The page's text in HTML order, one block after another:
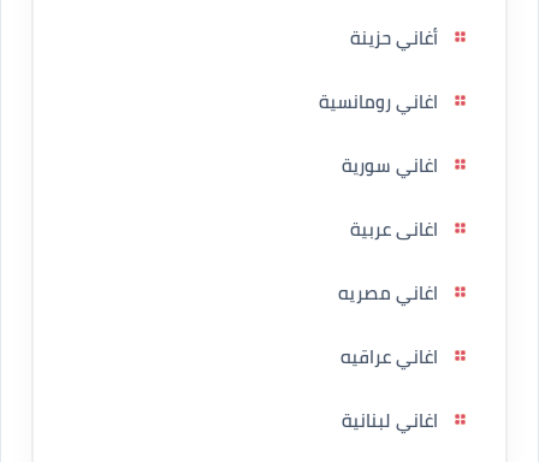
أغاني حزينة
اغاني رومانسية
اغاني سورية
اغانى عربية
اغاني مصريه
اغاني عراقيه
اغاني لبنانية